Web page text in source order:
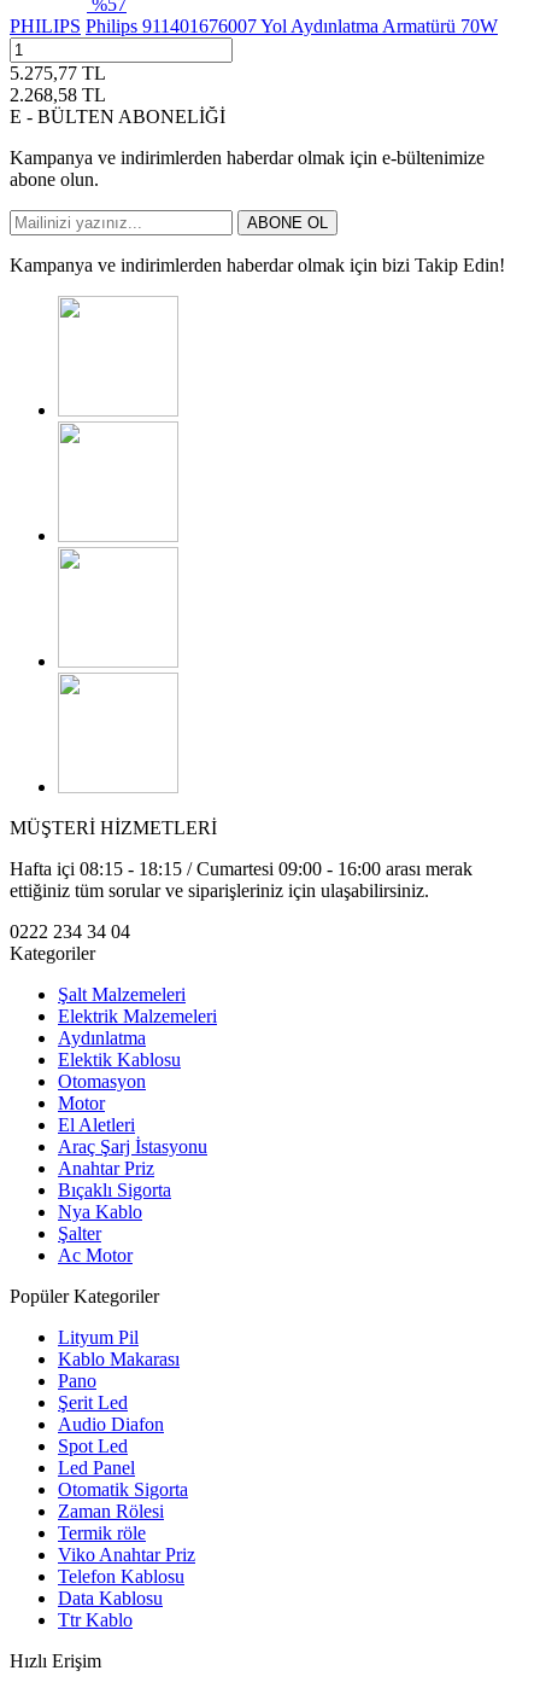
PHILIPS Philips 911401676007 Yol Aydınlatma Armatürü 70W
5.275,77 TL
2.268,58 TL
E - BÜLTEN ABONELİĞİ
Kampanya ve indirimlerden haberdar olmak için e-bültenimize
abone olun.
ABONE OL
Kampanya ve indirimlerden haberdar olmak için bizi Takip Edin!
MÜŞTERİ HİZMETLERİ
Hafta içi 08:15 - 18:15 / Cumartesi 09:00 - 16:00 arası merak
ettiğiniz tüm sorular ve siparişleriniz için ulaşabilirsiniz.
0222 234 34 04
Kategoriler
Şalt Malzemeleri
Elektrik Malzemeleri
Aydınlatma
Elektik Kablosu
Otomasyon
Motor
El Aletleri
Araç Şarj İstasyonu
Anahtar Priz
Bıçaklı Sigorta
Nya Kablo
Şalter
Ac Motor
Popüler Kategoriler
Lityum Pil
Kablo Makarası
Pano
Şerit Led
Audio Diafon
Spot Led
Led Panel
Otomatik Sigorta
Zaman Rölesi
Termik röle
Viko Anahtar Priz
Telefon Kablosu
Data Kablosu
Ttr Kablo
Hızlı Erişim